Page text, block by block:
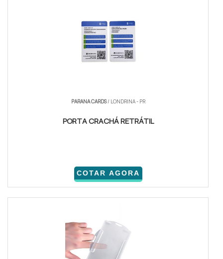
PARANA CARDS/ LONDRINA - PR
PORTA CRACHÁ RETRÁTIL
COTAR AGORA